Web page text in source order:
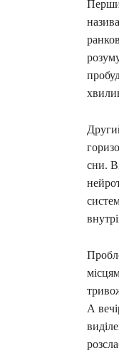
сни.
А